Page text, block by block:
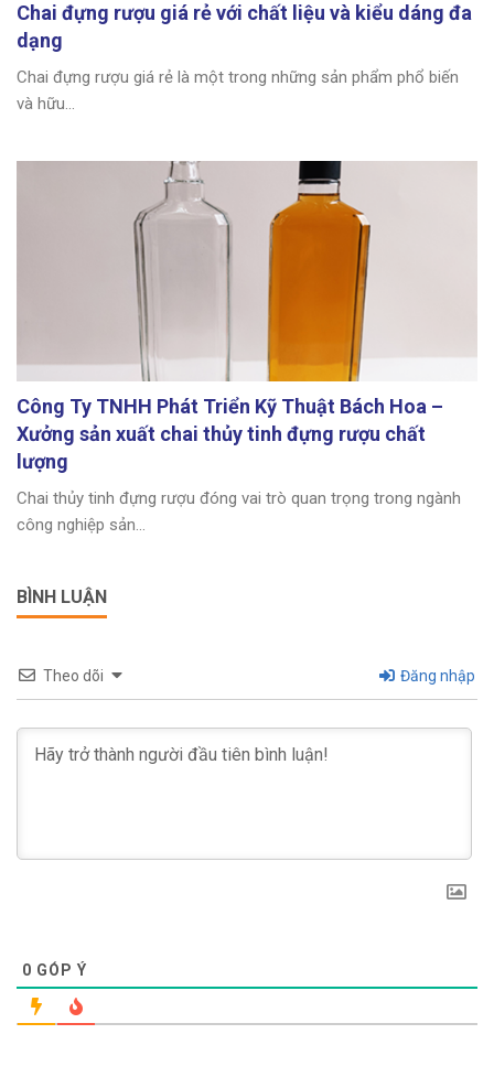
Chai đựng rượu giá rẻ với chất liệu và kiểu dáng đa
dạng
Chai đựng rượu giá rẻ là một trong những sản phẩm phổ biến
và hữu...
Công Ty TNHH Phát Triển Kỹ Thuật Bách Hoa –
Xưởng sản xuất chai thủy tinh đựng rượu chất
lượng
Chai thủy tinh đựng rượu đóng vai trò quan trọng trong ngành
công nghiệp sản...
BÌNH LUẬN
Theo dõi Đăng nhập
0 GÓP Ý